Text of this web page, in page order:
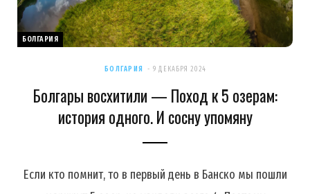
БОЛГАРИЯ
БОЛГАРИЯ 9 ДЕКАБРЯ 2024
Болгары восхитили — Поход к 5 озерам:
история одного. И сосну упомяну
Если кто помнит, то в первый день в Банско мы пошли